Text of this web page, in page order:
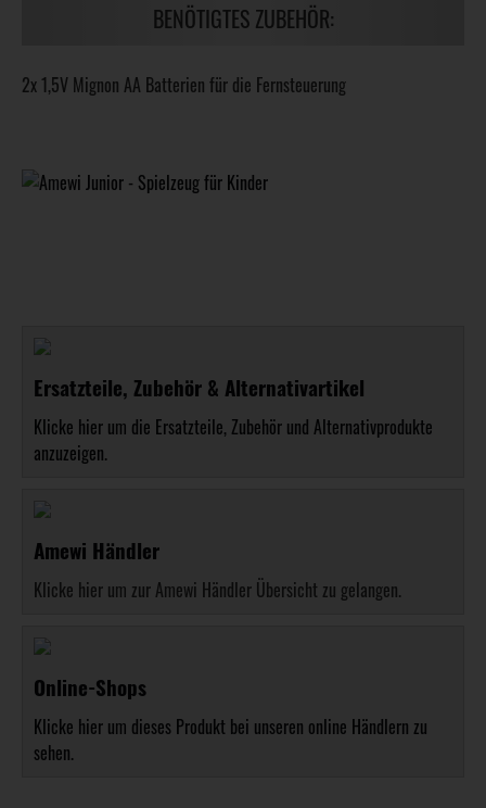
BENÖTIGTES ZUBEHÖR:
2x 1,5V Mignon AA Batterien für die Fernsteuerung
Ersatzteile, Zubehör & Alternativartikel
Klicke hier um die Ersatzteile, Zubehör und Alternativprodukte
anzuzeigen.
Amewi Händler
Klicke hier um zur Amewi Händler Übersicht zu gelangen.
Online-Shops
Klicke hier um dieses Produkt bei unseren online Händlern zu
sehen.